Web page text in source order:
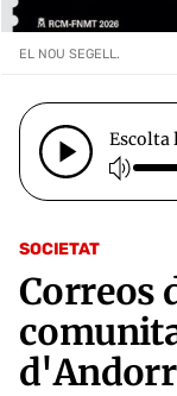
SOCIETAT
Correos
EL NOU SEGELL.